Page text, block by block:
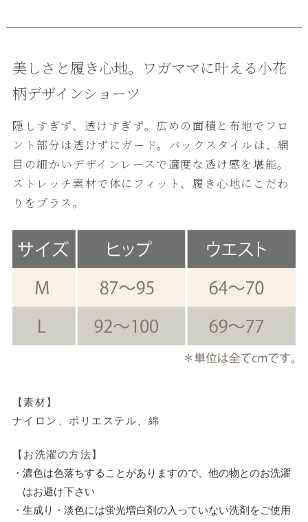
美しさと履き心地。ワガママに叶える小花
柄デザインショーツ
隠しすぎず、透けすぎず。広めの面積と布地でフロ
ント部分は透けずにガード。バックスタイルは、網
目の細かいデザインレースで適度な透け感を堪能。
ストレッチ素材で体にフィット、履き心地にこだわ
りをプラス。
【素材】
ナイロン、ポリエステル、綿
【お洗濯の方法】
・濃色は色落ちすることがありますので、他の物とのお洗濯
はお避け下さい
・生成り・淡色には蛍光増白剤の入っていない洗剤をご使用